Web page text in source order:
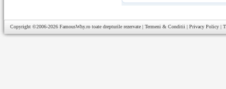
Copyright ©2006-2026 FamousWhy.ro toate drepturile rezervate | Termeni & Conditii | Privacy Policy |